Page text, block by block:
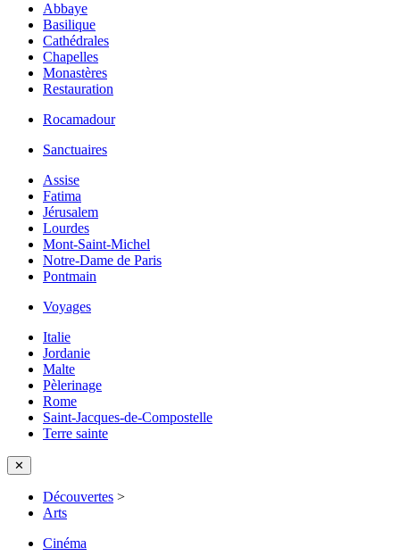
Abbaye
Basilique
Cathédrales
Chapelles
Monastères
Restauration
Rocamadour
Sanctuaires
Assise
Fatima
Jérusalem
Lourdes
Mont-Saint-Michel
Notre-Dame de Paris
Pontmain
Voyages
Italie
Jordanie
Malte
Pèlerinage
Rome
Saint-Jacques-de-Compostelle
Terre sainte
✕
Découvertes >
Arts
Cinéma